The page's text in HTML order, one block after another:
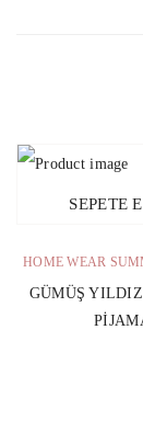
SEPETE
HOME WEAR
GÜMÜŞ